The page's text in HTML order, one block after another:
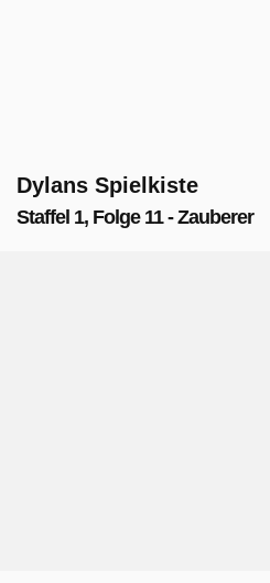
Dylans Spielkiste
Staffel 1, Folge 11 - Zauberer